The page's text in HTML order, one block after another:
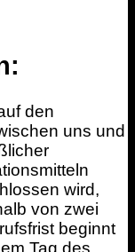
den
uns und
wird,
von zwei
beginnt
Tag des